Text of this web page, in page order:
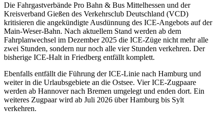
Die Fahrgastverbände Pro Bahn & Bus Mittelhessen und der
Kreisverband Gießen des Verkehrsclub Deutschland (VCD)
kritisieren die angekündigte Ausdünnung des ICE-Angebots auf der
Main-Weser-Bahn. Nach aktuellem Stand werden ab dem
Fahrplanwechsel im Dezember 2025 die ICE-Züge nicht mehr alle
zwei Stunden, sondern nur noch alle vier Stunden verkehren. Der
bisherige ICE-Halt in Friedberg entfällt komplett.
Ebenfalls entfällt die Führung der ICE-Linie nach Hamburg und
weiter in die Urlaubsgebiete an die Ostsee. Vier ICE-Zugpaare
werden ab Hannover nach Bremen umgelegt und enden dort. Ein
weiteres Zugpaar wird ab Juli 2026 über Hamburg bis Sylt
verkehren.